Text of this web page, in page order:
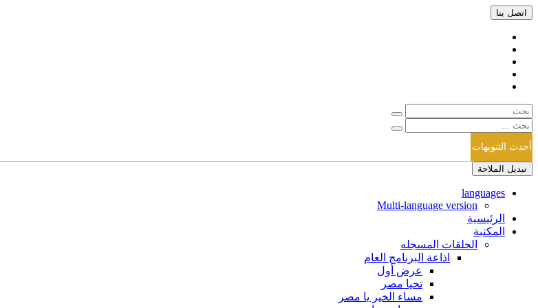
اتصل بنا
أحدث التنويهات
تبديل الملاحة
languages
Multi-language version
الرئيسية
المكتبة
الحلقات المسجله
اذاعة البرنامج العام
عرض أول
تحيا مصر
مساء الخير يا مصر